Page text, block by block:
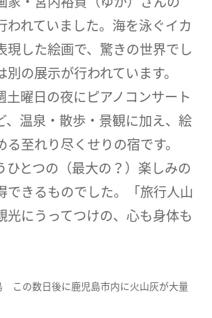
われていました。海を泳ぐイカ
現した絵画で、驚きの世界でし
別の展示が行われています。
土曜日の夜にピアノコンサート
、温泉・散歩・景観に加え、絵
る至れり尽くせりの宿です。
ひとつの（最大の？）楽しみの
できるものでした。「旅行人山
光にうってつけの、心も身体も
この数日後に鹿児島市内に火山灰が大量